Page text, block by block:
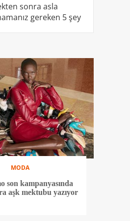
sonra asla
gereken 5 şey
MODA
son kampanyasında
aşk mektubu yazıyor